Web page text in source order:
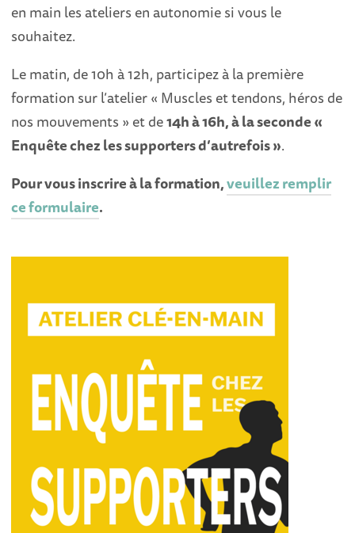
en main les ateliers en autonomie si vous le
souhaitez.
Le matin, de 10h à 12h, participez à la première
formation sur l’atelier « Muscles et tendons, héros de
nos mouvements » et de14h à 16h, à la seconde «
Enquête chez les supporters d’autrefois ».
Pour vous inscrire à la formation,veuillez remplir
ce formulaire.